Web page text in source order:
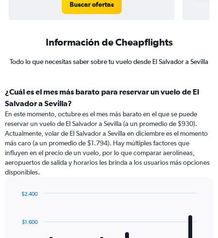
Buscar ofertas
Información de Cheapflights
Todo lo que necesitas saber sobre tu vuelo desde El Salvador a Sevilla
¿Cuál es el mes más barato para reservar un vuelo de El
Salvador a Sevilla?
En este momento, octubre es el mes más barato en el que se puede
reservar un vuelo de El Salvador a Sevilla (a un promedio de $930).
Actualmente, volar de El Salvador a Sevilla en diciembre es el momento
más caro (a un promedio de $1.794). Hay múltiples factores que
influyen en el precio de un vuelo, por lo que comparar aerolíneas,
aeropuertos de salida y horarios les brinda a los usuarios más opciones
disponibles.
with
12
$1.600
$2.400